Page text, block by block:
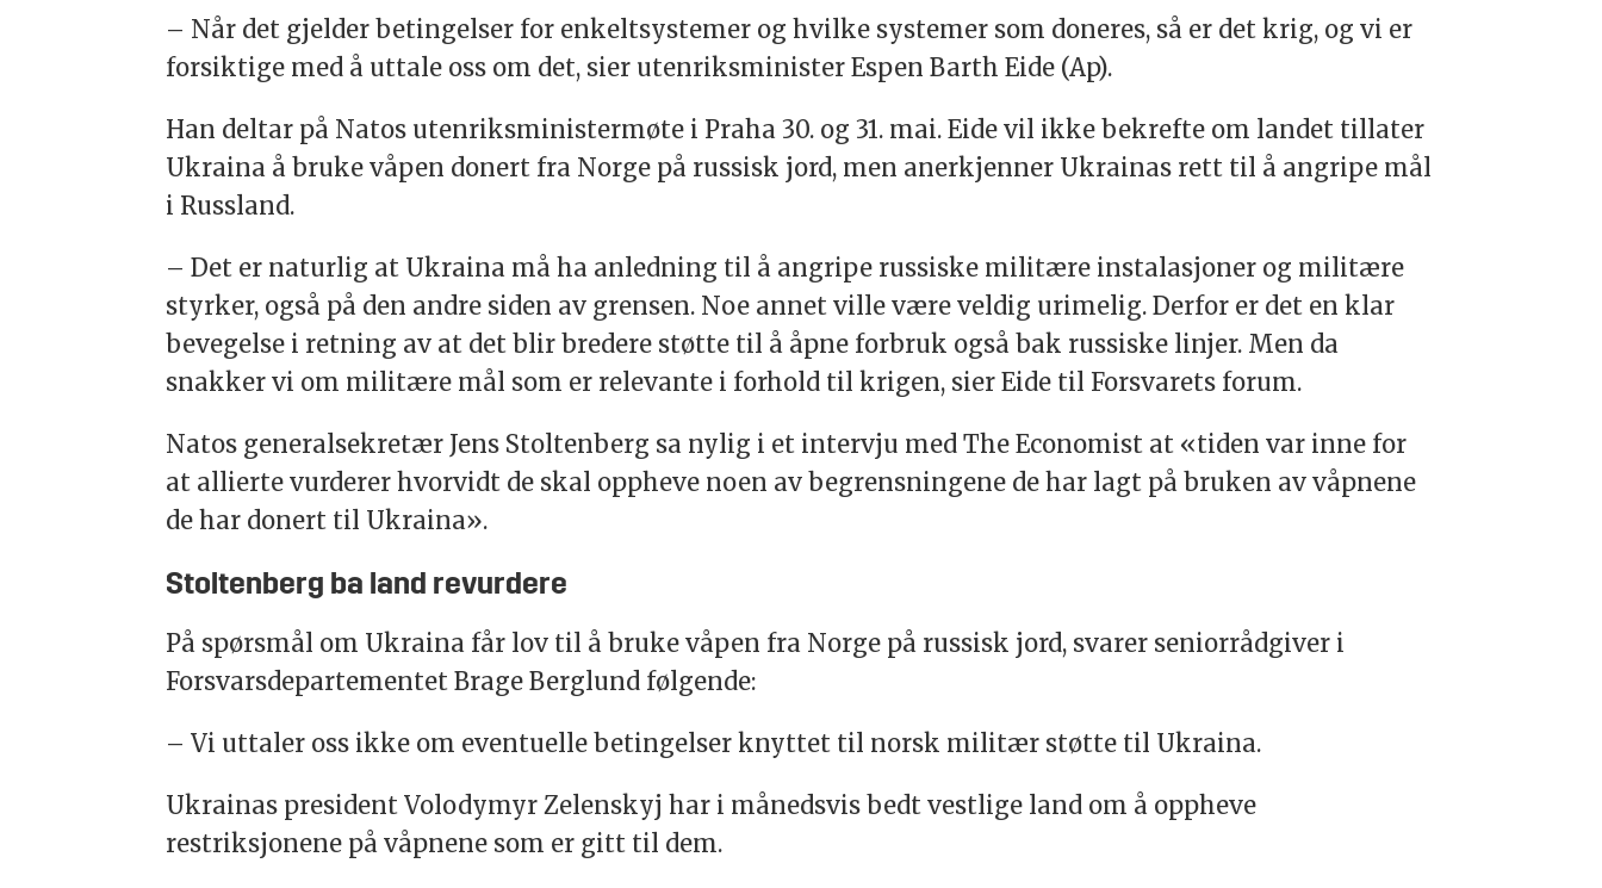
– Når det gjelder betingelser for enkeltsystemer og hvilke systemer som doneres, så er det krig, og vi er
forsiktige med å uttale oss om det, sier utenriksminister Espen Barth Eide (Ap).
Han deltar på Natos utenriksministermøte i Praha 30. og 31. mai. Eide vil ikke bekrefte om landet tillater
Ukraina å bruke våpen donert fra Norge på russisk jord, men anerkjenner Ukrainas rett til å angripe mål
i Russland.
– Det er naturlig at Ukraina må ha anledning til å angripe russiske militære instalasjoner og militære
styrker, også på den andre siden av grensen. Noe annet ville være veldig urimelig. Derfor er det en klar
bevegelse i retning av at det blir bredere støtte til å åpne forbruk også bak russiske linjer. Men da
snakker vi om militære mål som er relevante i forhold til krigen, sier Eide til Forsvarets forum.
Natos generalsekretær Jens Stoltenberg sa nylig i et intervju med The Economist at «tiden var inne for
at allierte vurderer hvorvidt de skal oppheve noen av begrensningene de har lagt på bruken av våpnene
de har donert til Ukraina».
Stoltenberg ba land revurdere
På spørsmål om Ukraina får lov til å bruke våpen fra Norge på russisk jord, svarer seniorrådgiver i
Forsvarsdepartementet Brage Berglund følgende:
– Vi uttaler oss ikke om eventuelle betingelser knyttet til norsk militær støtte til Ukraina.
Ukrainas president Volodymyr Zelenskyj har i månedsvis bedt vestlige land om å oppheve
restriksjonene på våpnene som er gitt til dem.